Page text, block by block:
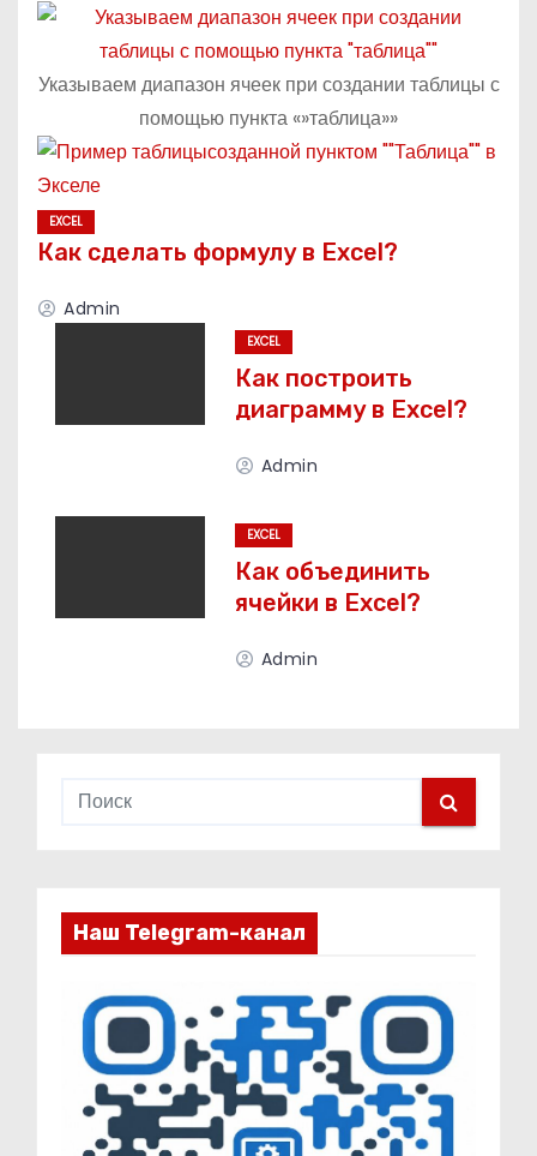
Указываем диапазон ячеек при создании таблицы с
помощью пункта «»таблица»»
EXCEL
Как сделать формулу в Excel?
Admin
EXCEL
Как построить
диаграмму в Excel?
Admin
EXCEL
Как объединить
ячейки в Excel?
Admin
Наш Telegram-канал